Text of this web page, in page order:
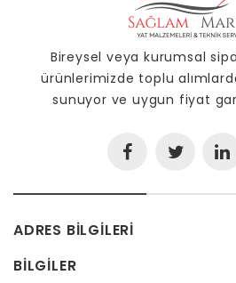
Bireysel veya kurumsal
ürünlerimizde toplu
sunuyor ve uygun fiyat
ADRES BILGILERI
BILGILER